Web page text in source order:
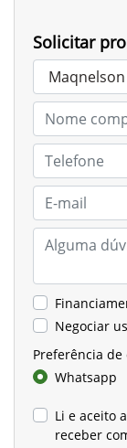
Solicitar
Negociar
Preferência de
Whatsapp
Li e aceito a
receber